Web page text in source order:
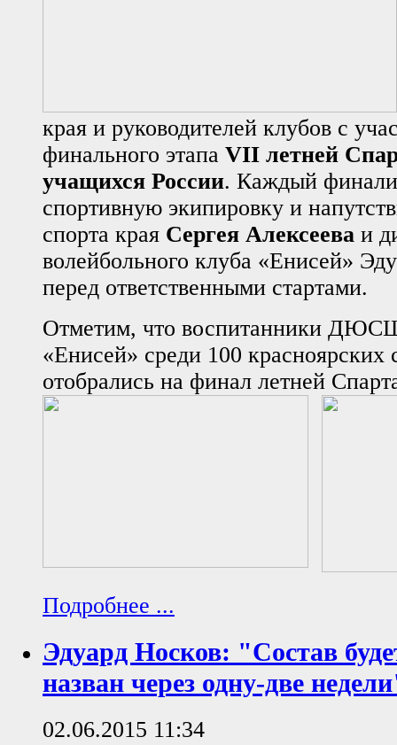
края и руководителей клубов с
финального этапа VII летней
учащихся России. Каждый
спортивную экипировку и
спорта края Сергея Алексеева и
волейбольного клуба «Енисей»
перед ответственными стартами.
Отметим, что воспитанники
«Енисей» среди 100 красноярских
отобрались на финал летней
Подробнее ...
Эдуард Носков: "Состав
назван через одну-две
02.06.2015 11:34